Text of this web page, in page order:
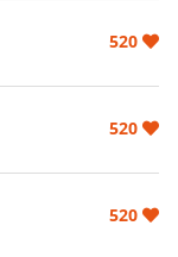
520
520
520